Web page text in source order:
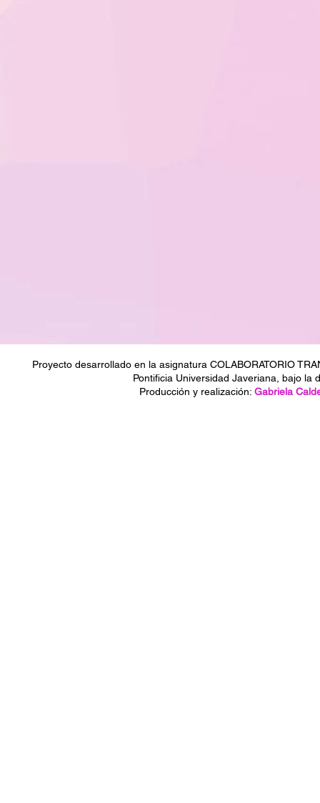
Proyecto desarrollado en la asignatura COLABORATORIO
Pontificia Universidad Javeriana, bajo la
Producción y realización: Gabriela